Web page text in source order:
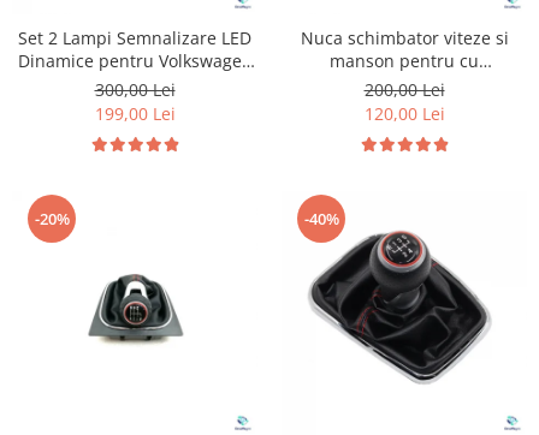
Set 2 Lampi Semnalizare LED
Dinamice pentru Volkswagen
Tiguan MK2
300,00 Lei
199,00 Lei
Nuca schimbator viteze si
manson pentru cu
Volkswagen Golf 7
200,00 Lei
120,00 Lei
-20% -40%